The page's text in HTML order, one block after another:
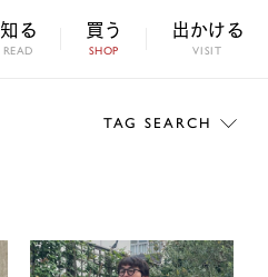
知る
READ
買う
SHOP
出かける
VISIT
TAG SEARCH